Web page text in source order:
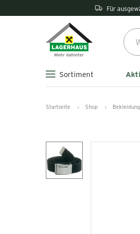
Für
Sortiment
Startseite Shop Bekleidung